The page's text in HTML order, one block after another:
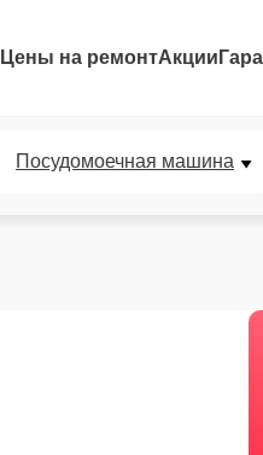
Цены на ремонтАкции
Посудомоечная машина